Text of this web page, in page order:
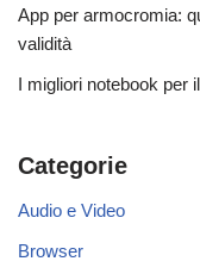
App per armocromia:
validità
I migliori notebook per
Categorie
Audio e Video
Browser